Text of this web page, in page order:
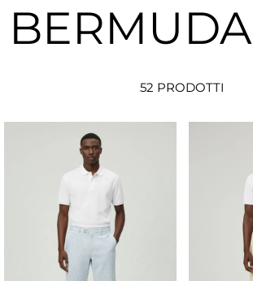
BERMUDA
52 PRODOTTI